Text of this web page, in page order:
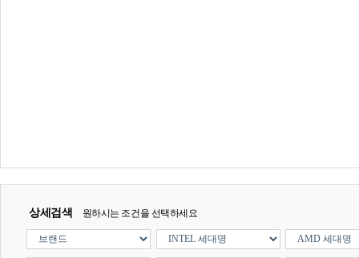
상세검색 원하시는 조건을 선택하세요